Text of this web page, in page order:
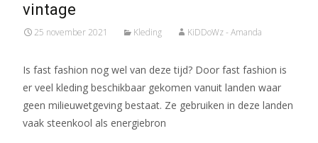
vintage
25 november 2021 Kleding KiDDoWz - Amanda
Is fast fashion nog wel van deze tijd? Door fast fashion is
er veel kleding beschikbaar gekomen vanuit landen waar
geen milieuwetgeving bestaat. Ze gebruiken in deze landen
vaak steenkool als energiebron